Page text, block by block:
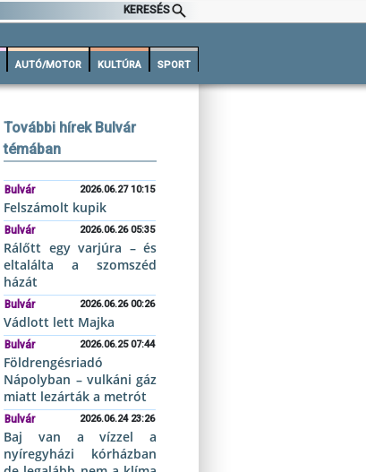
KERESÉS
AUTÓ/MOTOR KULTÚRA SPORT
További hírek Bulvár
témában
Bulvár 2026.06.27 10:15
Felszámolt kupik
Bulvár 2026.06.26 05:35
Rálőtt egy varjúra – és
eltalálta a szomszéd
házát
Bulvár 2026.06.26 00:26
Vádlott lett Majka
Bulvár 2026.06.25 07:44
Földrengésriadó
Nápolyban – vulkáni gáz
miatt lezárták a metrót
Bulvár 2026.06.24 23:26
Baj van a vízzel a
nyíregyházi kórházban